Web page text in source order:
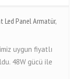
Led Panel Armatür,
uygun fiyatlı
48W gücü ile